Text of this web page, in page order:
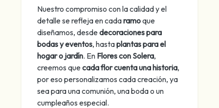
Nuestro compromiso con la calidad y el
detalle se refleja en cadaramoque
diseñamos, desde decoraciones para
bodas y eventos, hastaplantas para el
hogar o jardín. En Flores con Solera,
creemos que cada flor cuenta una historia,
por eso personalizamos cada creación, ya
sea para una comunión, una boda o un
cumpleaños especial.